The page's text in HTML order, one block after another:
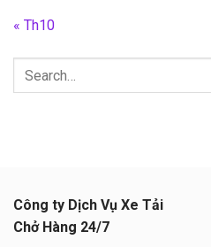
« Th10
Công ty Dịch Vụ Xe Tải
Chở Hàng 24/7